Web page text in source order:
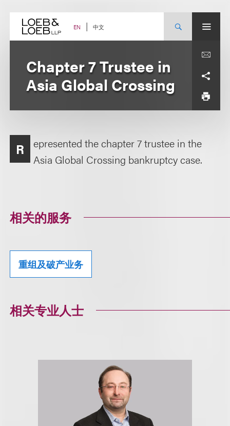
content EN 中文
Chapter 7 Trustee in
Asia Global Crossing
R
epresented the chapter 7 trustee in the
Asia Global Crossing bankruptcy case.
相关的服务
重组及破产业务
相关专业人士